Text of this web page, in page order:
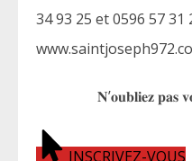
34 93 25 et 0596 57
𝐍’𝐨𝐮𝐛𝐥𝐢𝐞𝐳 𝐩𝐚𝐬
INSCRIVEZ-VOUS